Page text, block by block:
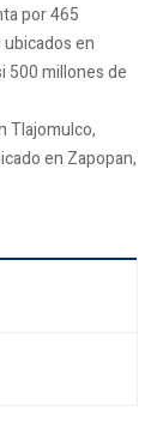
por 465
en
500 millones de
Tlajomulco,
en Zapopan,